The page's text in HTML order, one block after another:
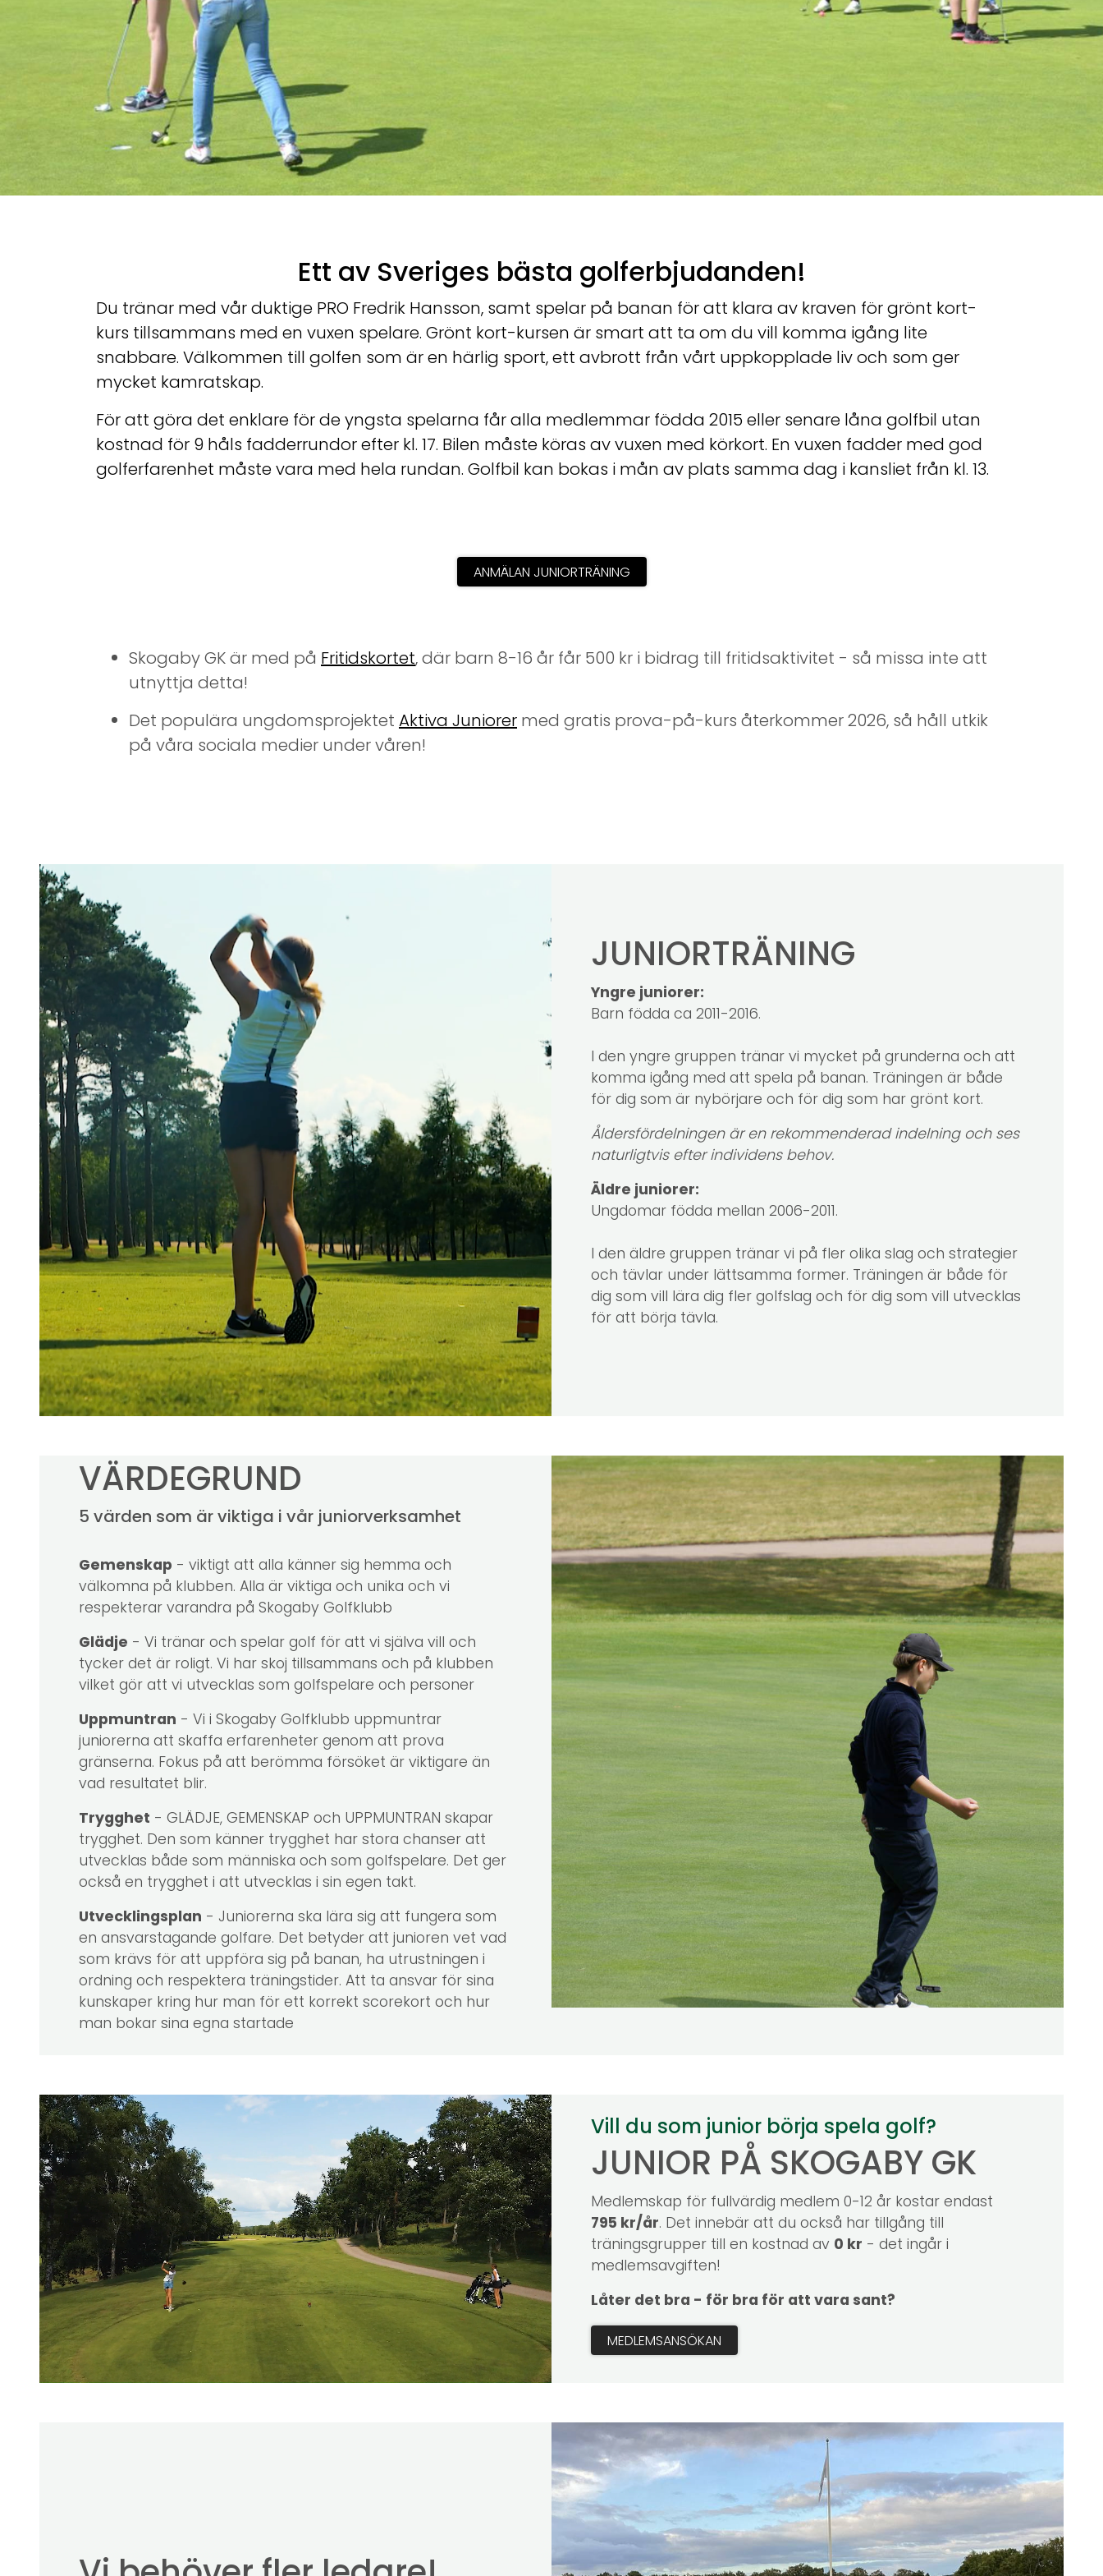
Ett av Sveriges bästa golferbjudanden!
Du tränar med vår duktige PRO Fredrik Hansson, samt spelar på banan för att klara av kraven för grönt kort-
kurs tillsammans med en vuxen spelare. Grönt kort-kursen är smart att ta om du vill komma igång lite
snabbare. Välkommen till golfen som är en härlig sport, ett avbrott från vårt uppkopplade liv och som ger
mycket kamratskap.
För att göra det enklare för de yngsta spelarna får alla medlemmar födda 2015 eller senare låna golfbil utan
kostnad för 9 håls fadderrundor efter kl. 17. Bilen måste köras av vuxen med körkort. En vuxen fadder med god
golferfarenhet måste vara med hela rundan. Golfbil kan bokas i mån av plats samma dag i kansliet från kl. 13.
ANMÄLAN JUNIORTRÄNING
Skogaby GK är med på Fritidskortet, där barn 8-16 år får 500 kr i bidrag till fritidsaktivitet - så missa inte att
utnyttja detta!
Det populära ungdomsprojektetAktiva Juniorermed gratis prova-på-kurs återkommer 2026, så håll utkik
på våra sociala medier under våren!
JUNIORTRÄNING
Yngre juniorer:
Barn födda ca 2011-2016.
I den yngre gruppen tränar vi mycket på grunderna och att
komma igång med att spela på banan. Träningen är både
för dig som är nybörjare och för dig som har grönt kort.
Åldersfördelningen är en rekommenderad indelning och ses
naturligtvis efter individens behov.
Äldre juniorer:
Ungdomar födda mellan 2006-2011.
I den äldre gruppen tränar vi på fler olika slag och strategier
och tävlar under lättsamma former. Träningen är både för
dig som vill lära dig fler golfslag och för dig som vill utvecklas
för att börja tävla.
VÄRDEGRUND
5 värden som är viktiga i vår juniorverksamhet
Gemenskap - viktigt att alla känner sig hemma och
välkomna på klubben. Alla är viktiga och unika och vi
respekterar varandra på Skogaby Golfklubb
Glädje - Vi tränar och spelar golf för att vi själva vill och
tycker det är roligt. Vi har skoj tillsammans och på klubben
vilket gör att vi utvecklas som golfspelare och personer
Uppmuntran - Vi i Skogaby Golfklubb uppmuntrar
juniorerna att skaffa erfarenheter genom att prova
gränserna. Fokus på att berömma försöket är viktigare än
vad resultatet blir.
Trygghet - GLÄDJE, GEMENSKAP och UPPMUNTRAN skapar
trygghet. Den som känner trygghet har stora chanser att
utvecklas både som människa och som golfspelare. Det ger
också en trygghet i att utvecklas i sin egen takt.
Utvecklingsplan - Juniorerna ska lära sig att fungera som
en ansvarstagande golfare. Det betyder att junioren vet vad
som krävs för att uppföra sig på banan, ha utrustningen i
ordning och respektera träningstider. Att ta ansvar för sina
kunskaper kring hur man för ett korrekt scorekort och hur
man bokar sina egna startade
Vill du som junior börja spela golf?
JUNIOR PÅ SKOGABY GK
Medlemskap för fullvärdig medlem 0-12 år kostar endast
795 kr/år. Det innebär att du också har tillgång till
träningsgrupper till en kostnad av 0 kr - det ingår i
medlemsavgiften!
Låter det bra - för bra för att vara sant?
MEDLEMSANSÖKAN